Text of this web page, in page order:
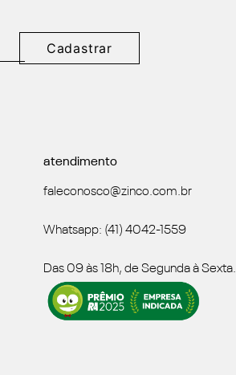
Cadastrar
atendimento
faleconosco@zinco.com.br
Whatsapp: (41) 4042-1559
Das 09 às 18h, de Segunda à Sexta.